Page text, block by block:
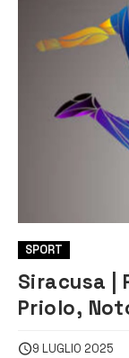
SPORT
Siracusa |
Priolo,
9 LUGLIO 2025